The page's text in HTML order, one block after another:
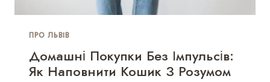
ПРО ЛЬВІВ
Домашні Покупки Без Імпульсів:
Як Наповнити Кошик З Розумом